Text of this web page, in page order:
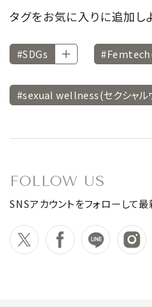
タグをお気に入りに追加し
#SDGs #Femtech(
#sexual wellness(セクシャル
FOLLOW US
SNSアカウントをフォローして